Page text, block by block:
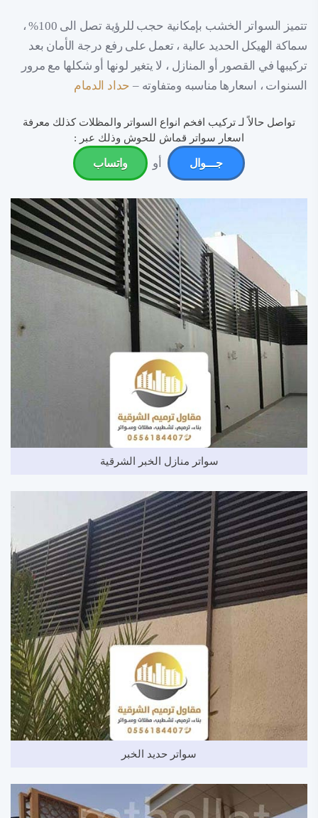
تتميز السواتر الخشب بإمكانية حجب للرؤية تصل الى 100% ،
سماكة الهيكل الحديد عالية ، تعمل على رفع درجة الأمان بعد
تركيبها في القصور أو المنازل ، لا يتغير لونها أو شكلها مع مرور
السنوات ، اسعارها مناسبه ومتفاوته – حداد الدمام
تواصل حالاً لـ تركيب افخم انواع السواتر والمظلات كذلك معرفة
اسعار سواتر قماش للحوش وذلك عبر :
جـــوال أو واتساب
سواتر منازل الخبر الشرقية
سواتر حديد الخبر